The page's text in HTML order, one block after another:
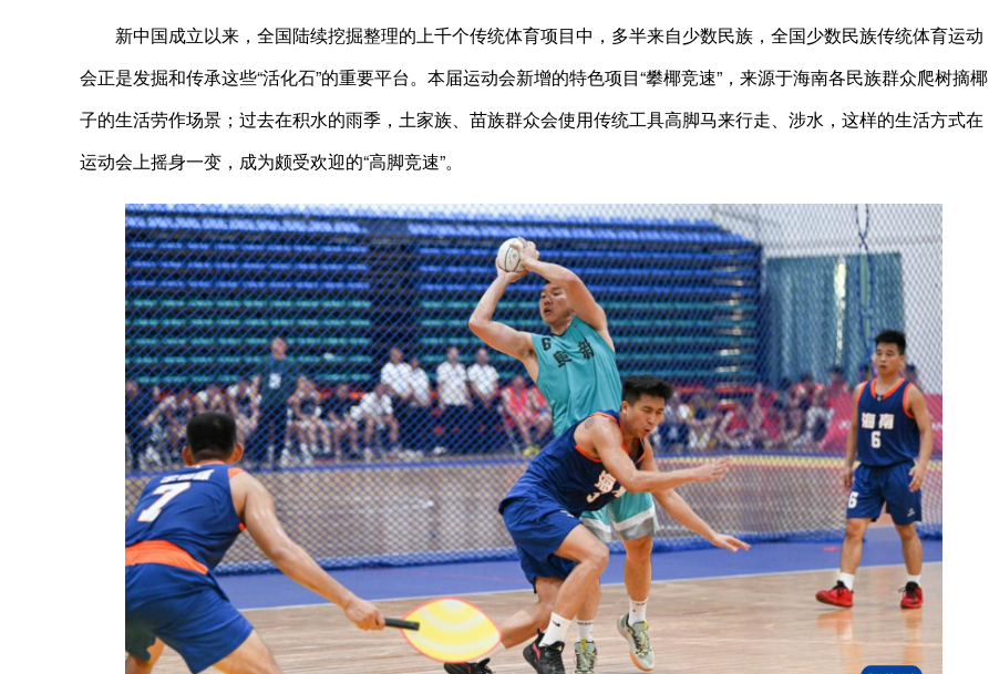
新中国成立以来，全国陆续挖掘整理的上千个传统体育项目中，多半来自少数民族，全国少数民族传统体育运动
会正是发掘和传承这些“活化石”的重要平台。本届运动会新增的特色项目“攀椰竞速”，来源于海南各民族群众爬树摘椰
子的生活劳作场景；过去在积水的雨季，土家族、苗族群众会使用传统工具高脚马来行走、涉水，这样的生活方式在
运动会上摇身一变，成为颇受欢迎的“高脚竞速”。